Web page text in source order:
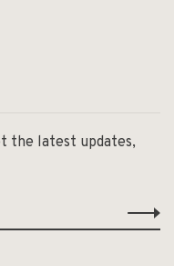
the latest updates,